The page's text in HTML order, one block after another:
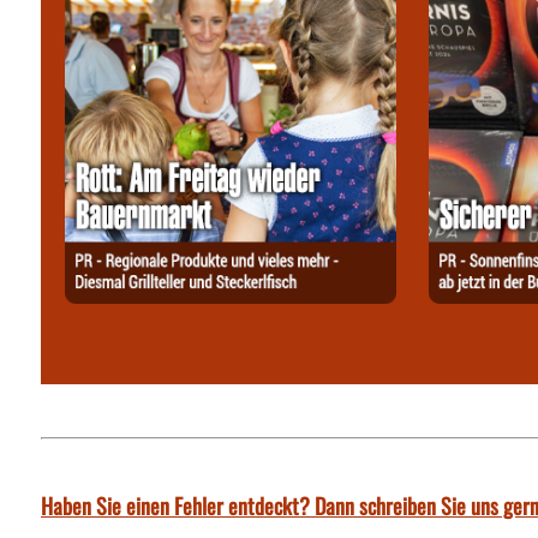
Haben Sie einen Fehler entdeckt? Dann schreiben Sie uns